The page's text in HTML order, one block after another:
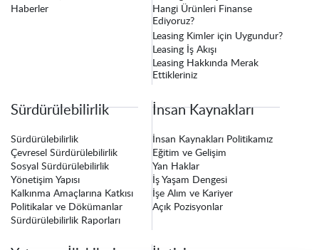
Haberler
Hangi Ürünleri Finanse
Ediyoruz?
Leasing Kimler için Uygundur?
Leasing İş Akışı
Leasing Hakkında Merak
Ettikleriniz
Sürdürülebilirlik
Sürdürülebilirlik
Çevresel Sürdürülebilirlik
Sosyal Sürdürülebilirlik
Yönetişim Yapısı
Kalkınma Amaçlarına Katkısı
Politikalar ve Dökümanlar
Sürdürülebilirlik Raporları
İnsan Kaynakları
İnsan Kaynakları Politikamız
Eğitim ve Gelişim
Yan Haklar
İş Yaşam Dengesi
İşe Alım ve Kariyer
Açık Pozisyonlar